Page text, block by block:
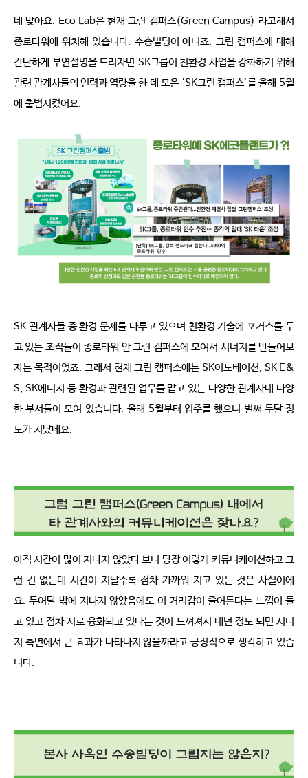
네 맞아요. Eco Lab은 현재 그린 캠퍼스(Green Campus) 라고해서
종로타워에 위치해 있습니다. 수송빌딩이 아니죠. 그린 캠퍼스에 대해
간단하게 부연설명을 드리자면 SK그룹이 친환경 사업을 강화하기 위해
관련 관계사들의 인력과 역량을 한 데 모은 ‘SK그린 캠퍼스’를 올해 5월
에 출범시켰어요.
SK 관계사들 중 환경 문제를 다루고 있으며 친환경 기술에 포커스를 두
고 있는 조직들이 종로타워 안 그린 캠퍼스에 모여서 시너지를 만들어보
자는 목적이었죠. 그래서 현재 그린 캠퍼스에는 SK이노베이션, SK E&
S, SK에너지 등 환경과 관련된 업무를 맡고 있는 다양한 관계사내 다양
한 부서들이 모여 있습니다. 올해 5월부터 입주를 했으니 벌써 두달 정
도가 지났네요.
아직 시간이 많이 지나지 않았다 보니 당장 이렇게 커뮤니케이션하고 그
런 건 없는데 시간이 지날수록 점차 가까워 지고 있는 것은 사실이에
요. 두어달 밖에 지나지 않았음에도 이 거리감이 줄어든다는 느낌이 들
고 있고 점차 서로 융화되고 있다는 것이 느껴져서 내년 정도 되면 시너
지 측면에서 큰 효과가 나타나지 않을까라고 긍정적으로 생각하고 있습
니다.